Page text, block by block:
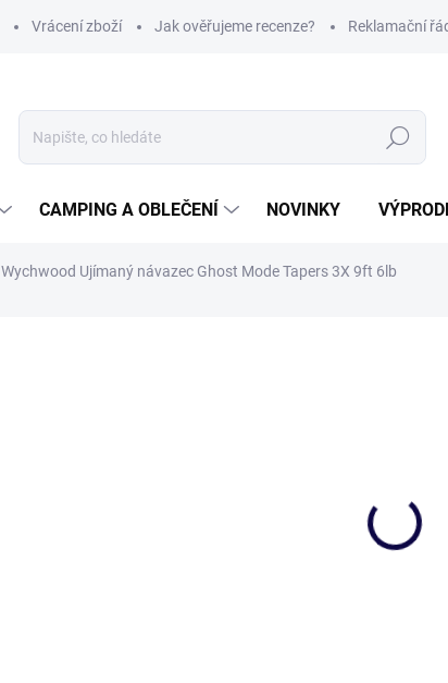
Vrácení zboží Jak ověřujeme recenze? Reklamační
Hledat
CAMPING A OBLEČENÍ NOVINKY
Wychwood Ujímaný návazec Ghost Mode Tapers 3X 9ft 6lb